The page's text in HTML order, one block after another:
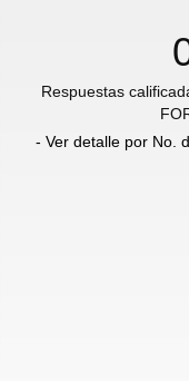
Respuestas
- Ver detalle por No.